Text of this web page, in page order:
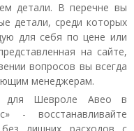
детали. В перечне вы
детали, среди которых
для себя по цене или
на сайте,
вопросов вы всегда
менеджерам.
для Шевроле Авео в
- восстанавливайте